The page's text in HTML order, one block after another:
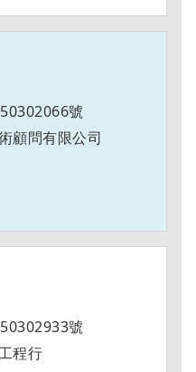
號
顧問有限公司
號
程行